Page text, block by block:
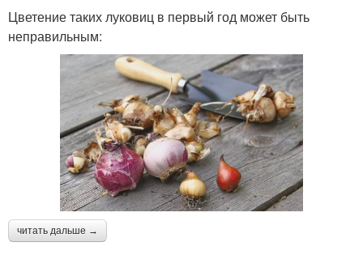
Цветение таких луковиц в первый год может быть
неправильным:
читать дальше →